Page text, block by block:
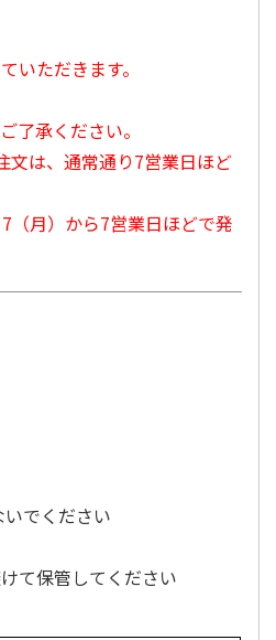
いただきます。
了承ください。
文は、通常通り7営業日ほど
（月）から7営業日ほどで発
いでください
て保管してください